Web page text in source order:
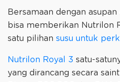
Bersamaan dengan asupan
bisa memberikan Nutrilon
satu pilihan susu untuk
Nutrilon Royal 3 satu-
yang dirancang secara